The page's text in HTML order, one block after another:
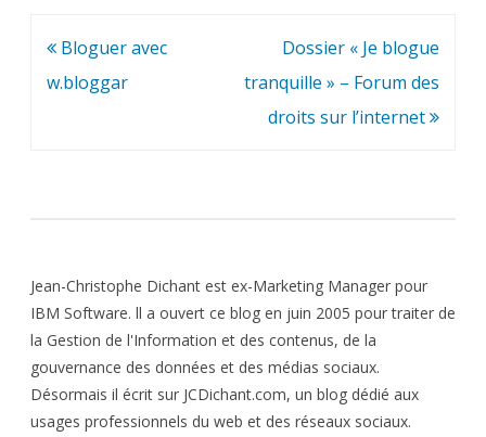
Navigation
de
Bloguer avec
w.bloggar
Dossier « Je blogue
tranquille » – Forum des
droits sur l’internet
Jean-Christophe Dichant est ex-Marketing Manager pour
IBM Software. ll a ouvert ce blog en juin 2005 pour traiter de
la Gestion de l'Information et des contenus, de la
gouvernance des données et des médias sociaux.
Désormais il écrit sur JCDichant.com, un blog dédié aux
usages professionnels du web et des réseaux sociaux.